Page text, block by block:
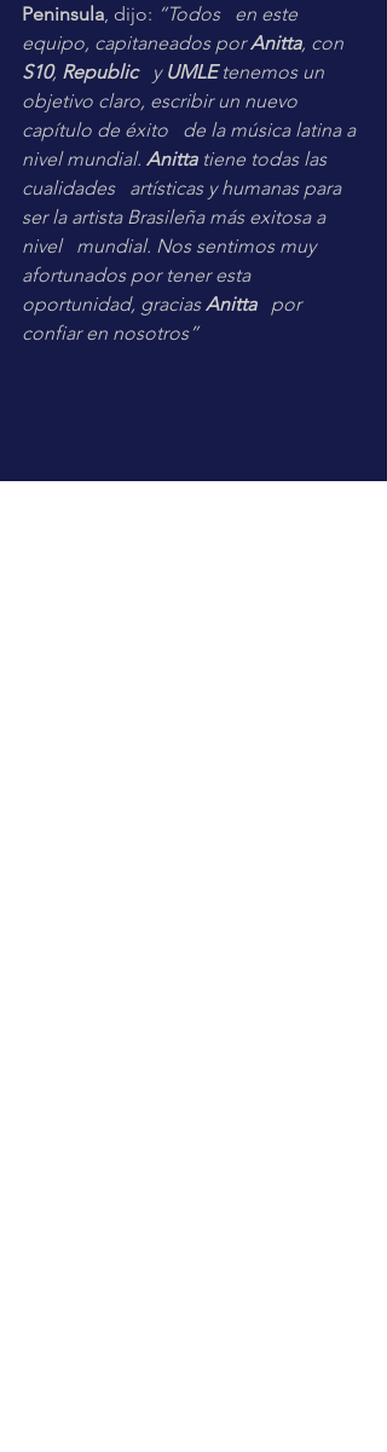
Peninsula , dijo: “Todos   en este
equipo, capitaneados por Anitta, con
S10, Republic
   y
UMLE tenemos un
objetivo claro, escribir un nuevo
capítulo de éxito   de la música latina a
nivel mundial. Anitta tiene todas las
cualidades   artísticas y humanas para
ser la artista Brasileña más exitosa a
nivel   mundial. Nos sentimos muy
afortunados por tener esta
oportunidad, gracias Anitta
   por
confiar en nosotros”